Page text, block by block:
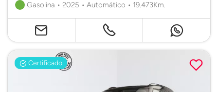
Gasolina • 2025 • Automático • 19.473Km.
Certificado